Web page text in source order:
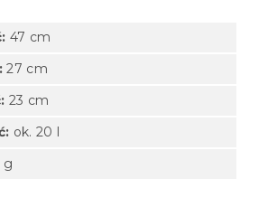
47 cm
27 cm
23 cm
ok. 20 l
g